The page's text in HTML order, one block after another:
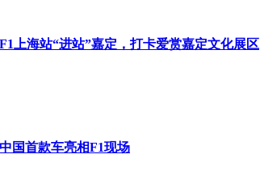
上海站“进站”嘉定，打卡爱赏嘉定文化展区
国首款车亮相F1现场